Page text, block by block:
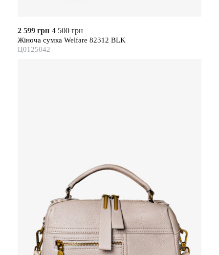
2 599 грн 4 500 грн
Жіноча сумка Welfare 82312 BLK
Ц0125042